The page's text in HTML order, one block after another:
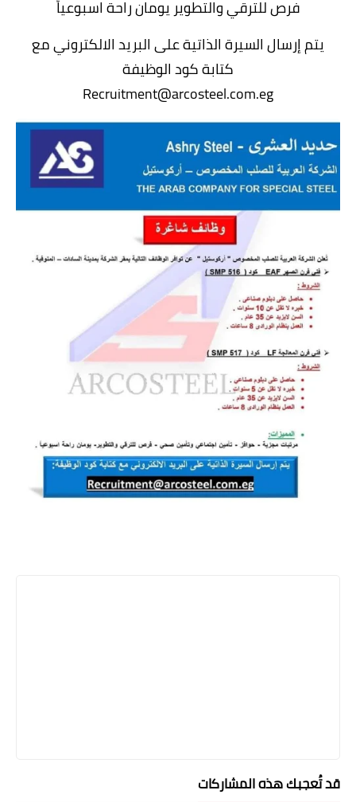
فرص للترقي والتطوير يومان راحة اسبوعياً
يتم إرسال السيرة الذاتية على البريد الالكتروني مع
كتابة كود الوظيفة
Recruitment@arcosteel.com.eg
قد تُعجبك هذه المشاركات